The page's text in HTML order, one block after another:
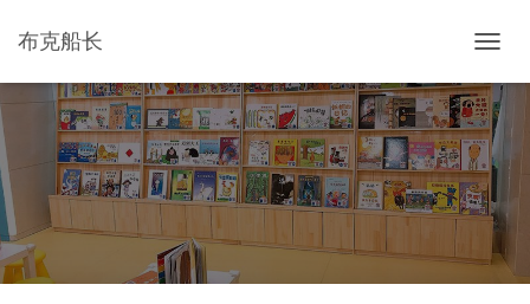
布克船长
换
导
航